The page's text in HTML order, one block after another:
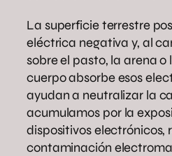
La superficie terrestre
eléctrica negativa y, al
sobre el pasto, la arena o
cuerpo absorbe esos
ayudan a neutralizar la
acumulamos por la
dispositivos electrónicos,
contaminación